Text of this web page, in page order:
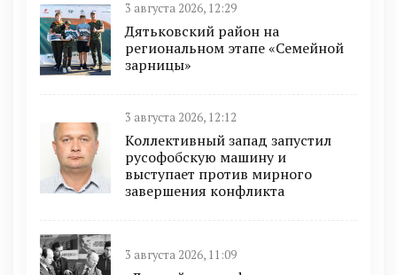
3 августа 2026, 12:29
Дятьковский район на
региональном этапе «Семейной
зарницы»
3 августа 2026, 12:12
Коллективный запад запустил
русофобскую машину и
выступает против мирного
завершения конфликта
3 августа 2026, 11:09